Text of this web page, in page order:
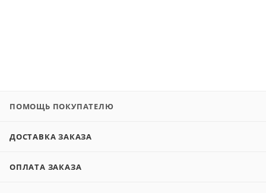
ПОМОЩЬ ПОКУПАТЕЛЮ
ДОСТАВКА ЗАКАЗА
ОПЛАТА ЗАКАЗА